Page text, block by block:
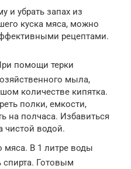
и убрать запах из
куска мяса, можно
рецептами.
помощи терки
мыла,
количестве кипятка.
полки, емкости,
на полчаса. Избавиться
чистой водой.
мяса. В 1 литре воды
спирта. Готовым